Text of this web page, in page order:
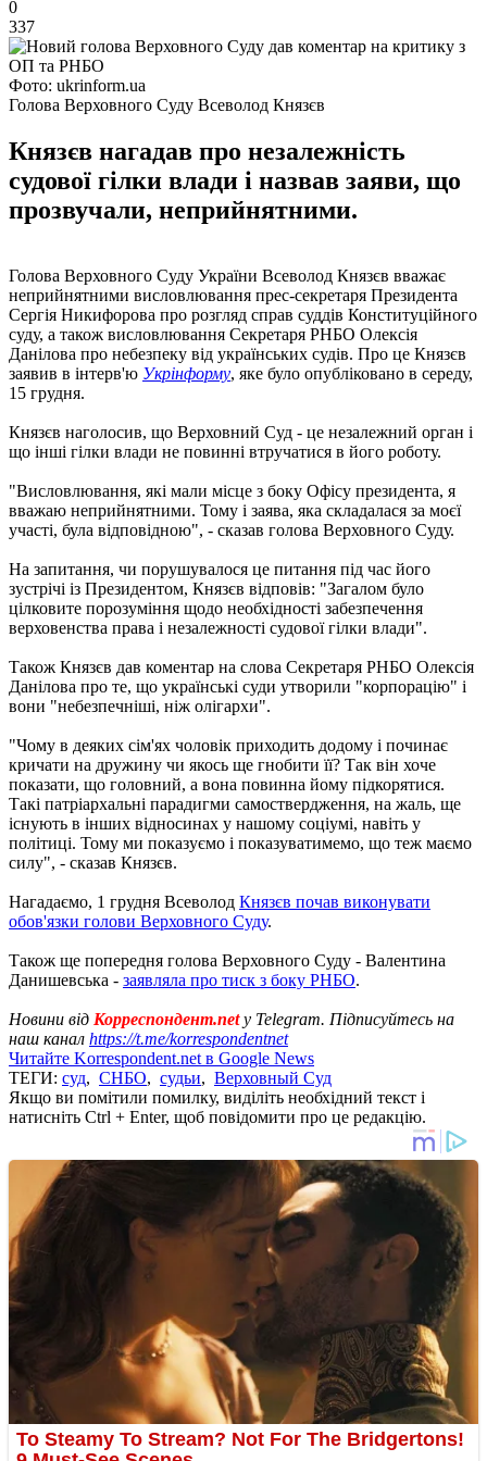
0
337
Фото: ukrinform.ua
Голова Верховного Суду Всеволод Князєв
Князєв нагадав про незалежність
судової гілки влади і назвав заяви, що
прозвучали, неприйнятними.
Голова Верховного Суду України Всеволод Князєв вважає
неприйнятними висловлювання прес-секретаря Президента
Сергія Никифорова про розгляд справ суддів Конституційного
суду, а також висловлювання Секретаря РНБО Олексія
Данілова про небезпеку від українських судів. Про це Князєв
заявив в інтерв'ю Укрінформу, яке було опубліковано в середу,
15 грудня.
Князєв наголосив, що Верховний Суд - це незалежний орган і
що інші гілки влади не повинні втручатися в його роботу.
"Висловлювання, які мали місце з боку Офісу президента, я
вважаю неприйнятними. Тому і заява, яка складалася за моєї
участі, була відповідною", - сказав голова Верховного Суду.
На запитання, чи порушувалося це питання під час його
зустрічі із Президентом, Князєв відповів: "Загалом було
цілковите порозуміння щодо необхідності забезпечення
верховенства права і незалежності судової гілки влади".
Також Князєв дав коментар на слова Секретаря РНБО Олексія
Данілова про те, що українські суди утворили "корпорацію" і
вони "небезпечніші, ніж олігархи".
"Чому в деяких сім'ях чоловік приходить додому і починає
кричати на дружину чи якось ще гнобити її? Так він хоче
показати, що головний, а вона повинна йому підкорятися.
Такі патріархальні парадигми самоствердження, на жаль, ще
існують в інших відносинах у нашому соціумі, навіть у
політиці. Тому ми показуємо і показуватимемо, що теж маємо
силу", - сказав Князєв.
Нагадаємо, 1 грудня Всеволод Князєв почав виконувати
обов'язки голови Верховного Суду.
Також ще попередня голова Верховного Суду - Валентина
Данишевська - заявляла про тиск з боку РНБО.
Новини від Корреспондент.netу Telegram. Підписуйтесь на
наш канал https://t.me/korrespondentnet
Читайте Korrespondent.net в Google News
ТЕГИ: суд, СНБО, судьи, Верховный Суд
Якщо ви помітили помилку, виділіть необхідний текст і
натисніть Ctrl + Enter, щоб повідомити про це редакцію.